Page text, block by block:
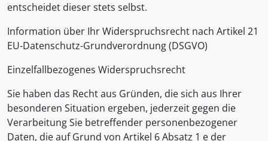
entscheidet dieser stets selbst.
Information über Ihr Widerspruchsrecht nach Artikel 21
EU-Datenschutz-Grundverordnung (DSGVO)
Einzelfallbezogenes Widerspruchsrecht
Sie haben das Recht aus Gründen, die sich aus Ihrer
besonderen Situation ergeben, jederzeit gegen die
Verarbeitung Sie betreffender personenbezogener
Daten, die auf Grund von Artikel 6 Absatz 1 e der